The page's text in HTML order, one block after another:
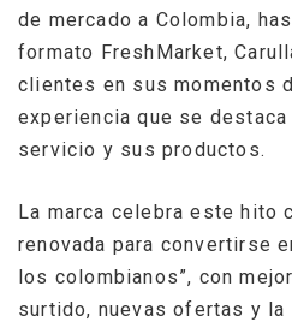
de mercado a Colombia,
formato FreshMarket,
clientes en sus momentos
experiencia que se
servicio y sus productos.
La marca celebra este hito
renovada para convertirse
los colombianos”, con
surtido, nuevas ofertas y la